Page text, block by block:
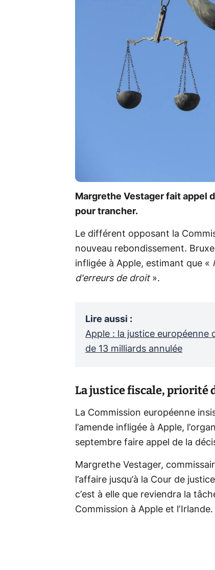
Margrethe Vestager fait appel
pour trancher.
Le différent opposant la
nouveau rebondissement.
infligée à Apple, estimant que «
d'erreurs de droit ».
Lire aussi :
Apple : la justice européenne
de 13 milliards annulée
La justice fiscale, priorité
La Commission européenne
l’amende infligée à Apple,
septembre faire appel de la
Margrethe Vestager,
l’affaire jusqu’à la Cour de
c’est à elle que reviendra la
Commission à Apple et l’Irlande.